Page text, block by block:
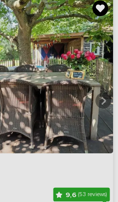
9,6 (53 reviews)